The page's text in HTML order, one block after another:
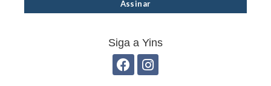
Siga a Yins